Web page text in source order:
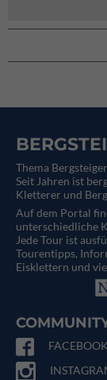
Thema
Seit Jahren ist
Kletterer und
Auf dem Portal
unterschiedliche
Jede Tour ist
Tourentipps,
Eisklettern und
FACEBOOK